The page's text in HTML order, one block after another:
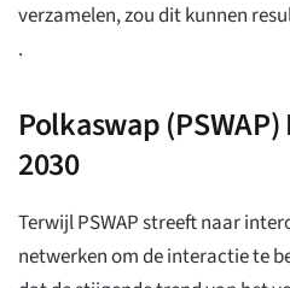
verzamelen, zou dit kunnen
.
Polkaswap
2030
Terwijl PSWAP streeft naar
netwerken om de interactie te